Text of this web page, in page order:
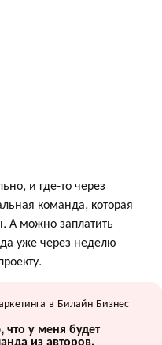
и где-то через
команда, которая
А можно заплатить
уже через неделю
в Билайн Бизнес
что у меня будет
из авторов,